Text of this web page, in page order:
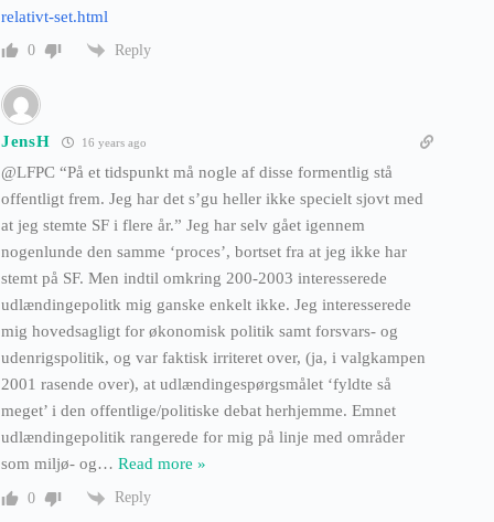
relativt-set.html
0 Reply
JensH 16 years ago
@LFPC “På et tidspunkt må nogle af disse formentlig stå
offentligt frem. Jeg har det s’gu heller ikke specielt sjovt med
at jeg stemte SF i flere år.” Jeg har selv gået igennem
nogenlunde den samme ‘proces’, bortset fra at jeg ikke har
stemt på SF. Men indtil omkring 200-2003 interesserede
udlændingepolitk mig ganske enkelt ikke. Jeg interesserede
mig hovedsagligt for økonomisk politik samt forsvars- og
udenrigspolitik, og var faktisk irriteret over, (ja, i valgkampen
2001 rasende over), at udlændingespørgsmålet ‘fyldte så
meget’ i den offentlige/politiske debat herhjemme. Emnet
udlændingepolitik rangerede for mig på linje med områder
som miljø- og… Read more »
0 Reply